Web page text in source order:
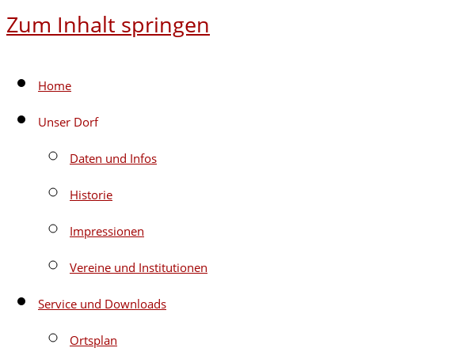
Zum Inhalt springen
Home
Unser Dorf
Daten und Infos
Historie
Impressionen
Vereine und Institutionen
Service und Downloads
Ortsplan